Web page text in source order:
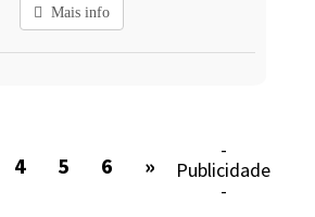
Mais info
4 5 6 »
-
Publicidade
-